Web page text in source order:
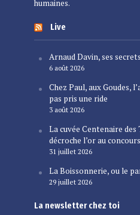
humaines.
Live
Arnaud Davin, ses
6 août 2026
Chez Paul, aux Goudes,
pas pris une ride
3 août 2026
La cuvée Centenaire
décroche l’or au
31 juillet 2026
La Boissonnerie, ou le
29 juillet 2026
La newsletter chez toi